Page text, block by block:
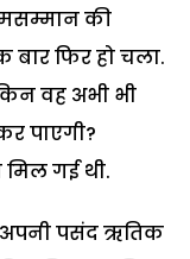
की
फिर हो चला.
वह अभी भी
पाएगी?
गई थी.
अपनी पसंद ऋतिक